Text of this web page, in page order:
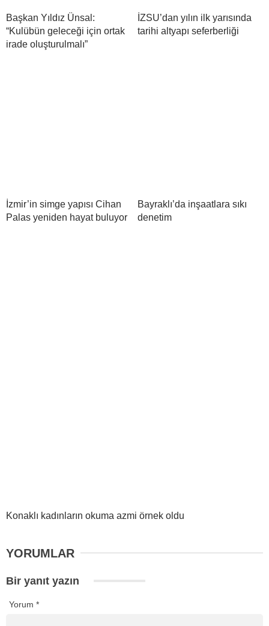
Başkan Yıldız Ünsal:
“Kulübün geleceği için ortak
irade oluşturulmalı”
İZSU’dan yılın ilk yarısında
tarihi altyapı seferberliği
İzmir’in simge yapısı Cihan
Palas yeniden hayat buluyor
Bayraklı’da inşaatlara sıkı
denetim
Konaklı kadınların okuma azmi örnek oldu
YORUMLAR
Bir yanıt yazın
Yorum *